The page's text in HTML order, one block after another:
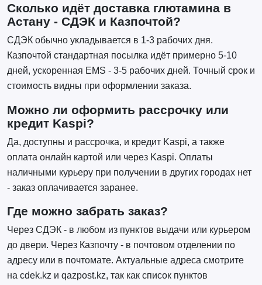
Сколько идёт доставка глютамина в
Астану - СДЭК и Казпочтой?
СДЭК обычно укладывается в 1-3 рабочих дня.
Казпочтой стандартная посылка идёт примерно 5-10
дней, ускоренная EMS - 3-5 рабочих дней. Точный срок и
стоимость видны при оформлении заказа.
Можно ли оформить рассрочку или
кредит Kaspi?
Да, доступны и рассрочка, и кредит Kaspi, а также
оплата онлайн картой или через Kaspi. Оплаты
наличными курьеру при получении в других городах нет
- заказ оплачивается заранее.
Где можно забрать заказ?
Через СДЭК - в любом из пунктов выдачи или курьером
до двери. Через Казпочту - в почтовом отделении по
адресу или в почтомате. Актуальные адреса смотрите
на cdek.kz и qazpost.kz, так как список пунктов